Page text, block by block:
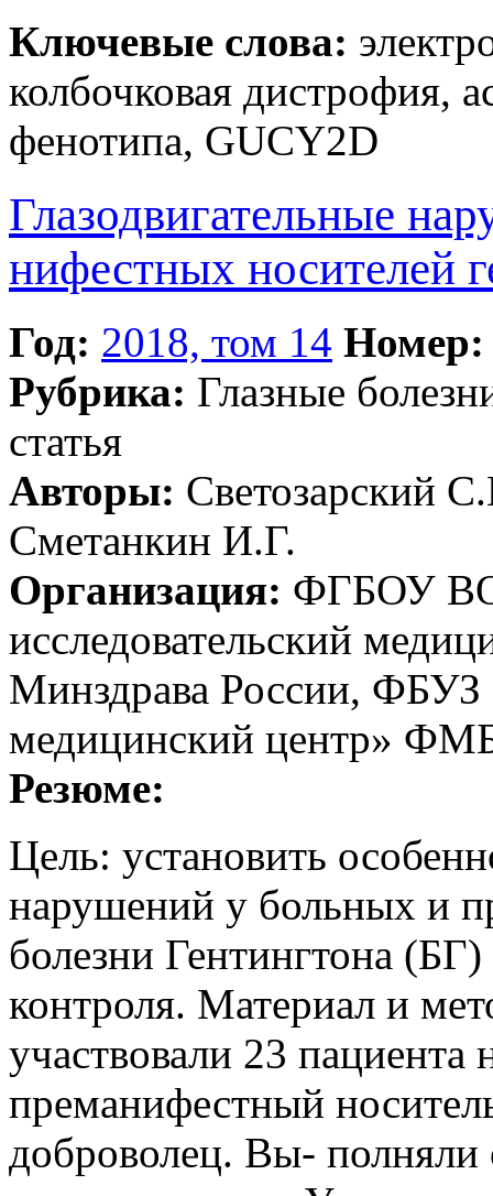
Ключевые слова:
колбочковая дистрофия,
фенотипа, GUCY2D
Глазодвигательные
нифестных носителей
Год: 2018, том 14 Номер:
Рубрика: Глазные
статья
Авторы: Светозарский
Сметанкин И.Г.
Организация: ФГБОУ
исследовательский
Минздрава России,
медицинский центр»
Резюме:
Цель: установить
нарушений у больных и
болезни Гентингтона
контроля. Материал и
участвовали 23
преманифестный
доброволец. Вы- полняли